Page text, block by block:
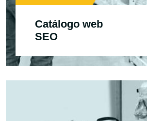
Catálogo web
SEO